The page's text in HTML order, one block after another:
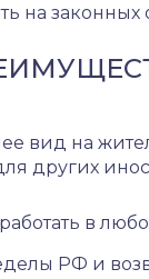
на законных
вид на
других
в
РФ и